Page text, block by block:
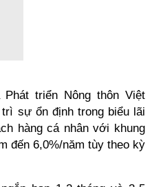
Phát triển Nông thôn Việt
sự ổn định trong biểu lãi
hàng cá nhân với khung
đến 6,0%/năm tùy theo kỳ